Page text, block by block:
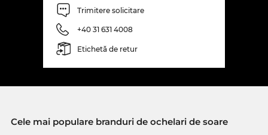
Trimitere solicitare
+40 31 631 4008
Etichetă de retur
Cele mai populare branduri de ochelari de soare